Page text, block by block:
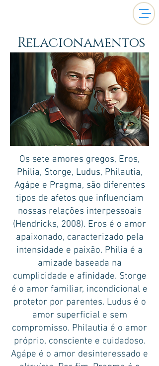
Relacionamentos
Os sete amores gregos, Eros,
Philia, Storge, Ludus, Philautia,
Agápe e Pragma, são diferentes
tipos de afetos que influenciam
nossas relações interpessoais
(Hendricks, 2008). Eros é o amor
apaixonado, caracterizado pela
intensidade e paixão. Philia é a
amizade baseada na
cumplicidade e afinidade. Storge
é o amor familiar, incondicional e
protetor por parentes. Ludus é o
amor superficial e sem
compromisso. Philautia é o amor
próprio, consciente e cuidadoso.
Agápe é o amor desinteressado e